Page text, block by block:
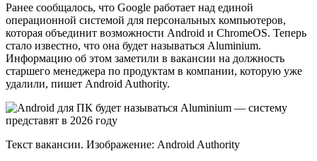
Ранее сообщалось, что Google работает над единой
операционной системой для персональных компьютеров,
которая объединит возможности Android и ChromeOS. Теперь
стало известно, что она будет называться Aluminium.
Информацию об этом заметили в вакансии на должность
старшего менеджера по продуктам в компании, которую уже
удалили, пишет Android Authority.
Текст вакансии. Изображение: Android Authority